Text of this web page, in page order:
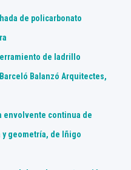
de policarbonato
de ladrillo
Balanzó Arquitectes,
envolvente continua de
y geometría, de Iñigo